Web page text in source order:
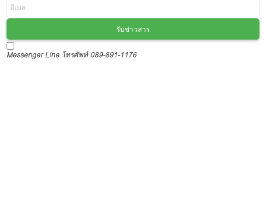
รับข่าวสาร
Messenger Line โทรศัพท์ 089-891-1176